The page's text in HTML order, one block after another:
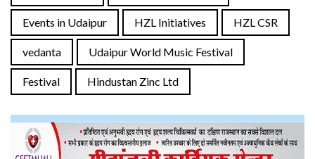
Events in Udaipur HZL Initiatives HZL CSR
vedanta Udaipur World Music Festival
Festival Hindustan Zinc Ltd